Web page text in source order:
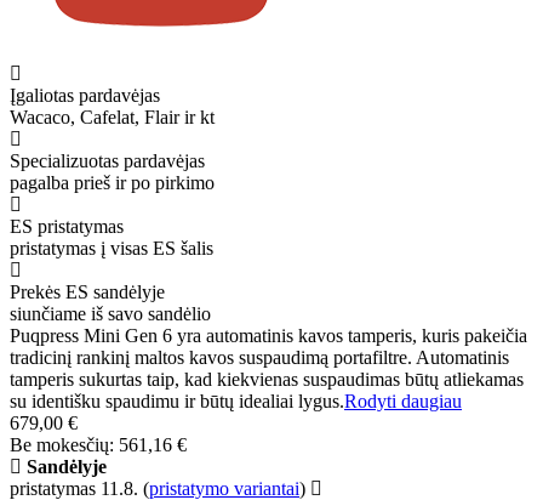
Įgaliotas pardavėjas
Wacaco, Cafelat, Flair ir kt
Specializuotas pardavėjas
pagalba prieš ir po pirkimo
ES pristatymas
pristatymas į visas ES šalis
Prekės ES sandėlyje
siunčiame iš savo sandėlio
Puqpress Mini Gen 6 yra automatinis kavos tamperis, kuris pakeičia
tradicinį rankinį maltos kavos suspaudimą portafiltre. Automatinis
tamperis sukurtas taip, kad kiekvienas suspaudimas būtų atliekamas
su identišku spaudimu ir būtų idealiai lygus.Rodyti daugiau
679,00 €
Be mokesčių: 561,16 €
Sandėlyje
pristatymas 11.8. (pristatymo variantai)